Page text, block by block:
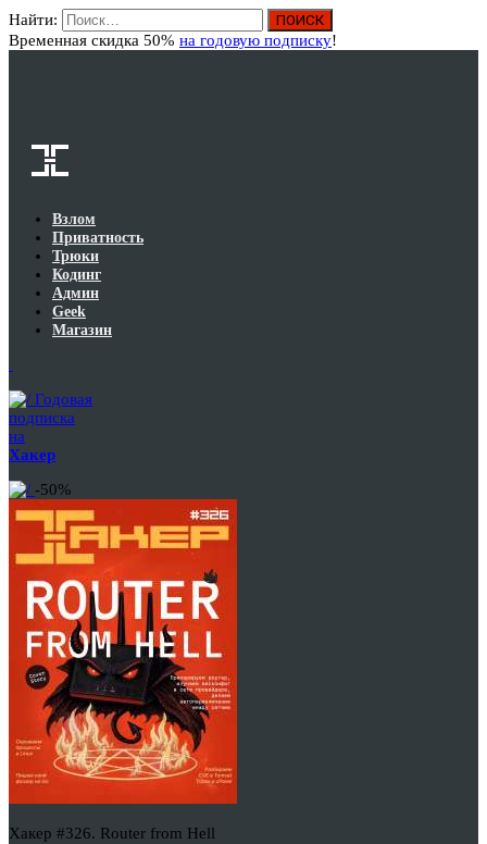
Найти:
Временная скидка 50% на годовую подписку!
Взлом
Приватность
Трюки
Кодинг
Админ
Geek
Магазин
Годовая
подписка
на
Хакер
-50%
Хакер #326. Router from Hell